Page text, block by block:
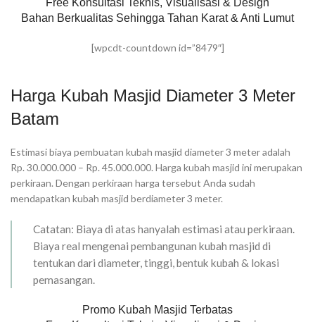
Free Konsultasi Teknis, Visualisasi & Design
Bahan Berkualitas Sehingga Tahan Karat & Anti Lumut
[wpcdt-countdown id=”8479″]
Harga Kubah Masjid Diameter 3 Meter
Batam
Estimasi biaya pembuatan kubah masjid diameter 3 meter adalah
Rp. 30.000.000 – Rp. 45.000.000. Harga kubah masjid ini merupakan
perkiraan. Dengan perkiraan harga tersebut Anda sudah
mendapatkan kubah masjid berdiameter 3 meter.
Catatan: Biaya di atas hanyalah estimasi atau perkiraan.
Biaya real mengenai pembangunan kubah masjid di
tentukan dari diameter, tinggi, bentuk kubah & lokasi
pemasangan.
Promo Kubah Masjid Terbatas